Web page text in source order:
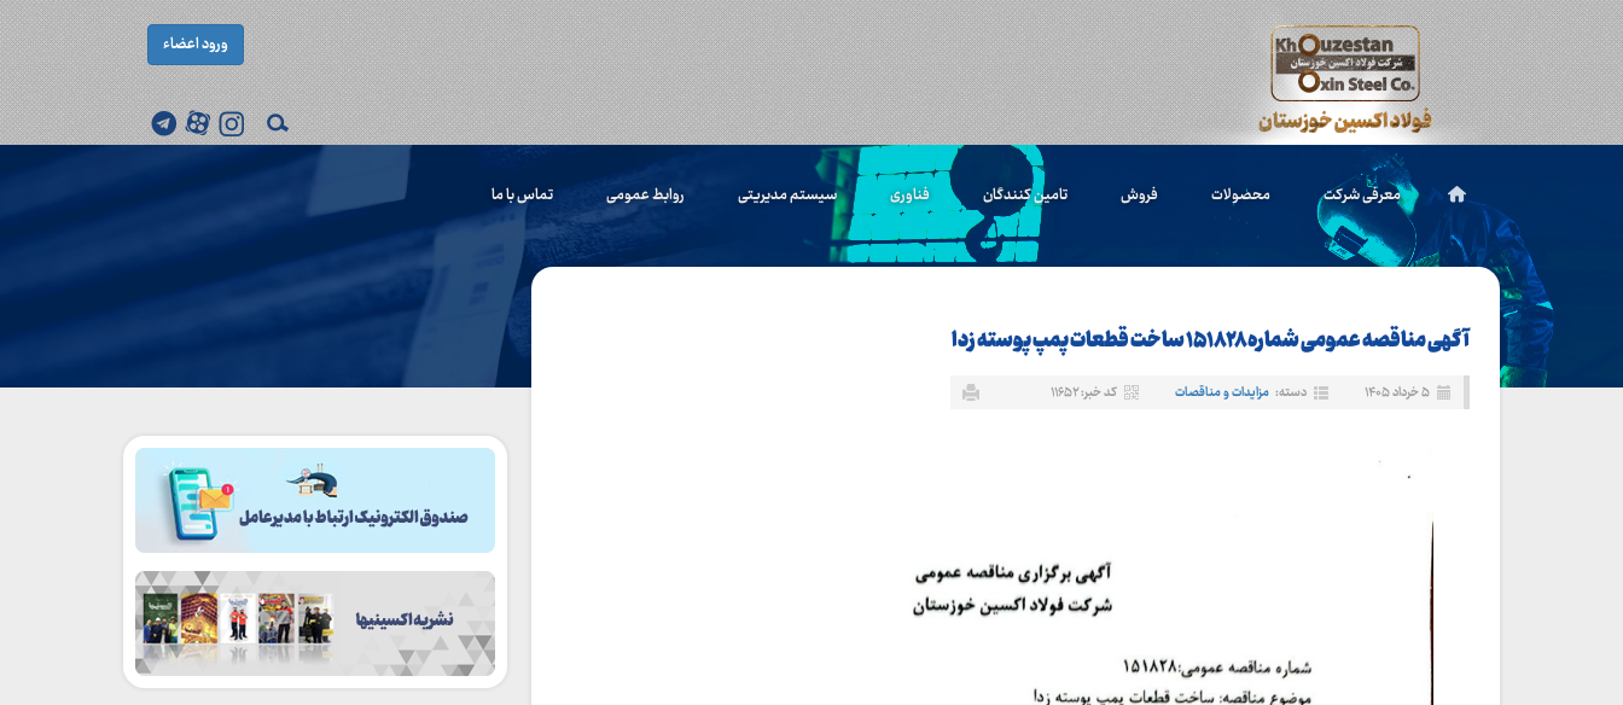
ورود اعضاء
معرفی شرکت محصولات فروش تامین کنندگان فناوری سیستم مدیریتی روابط عمومی تماس با ما
آگهی مناقصه عمومی شماره ۱۵۱۸۲۸ ساخت قطعات پمپ پوسته زدا
۵ خرداد ۱۴۰۵ دسته: مزایدات و مناقصات کد خبر: ۱۱۶۵۲